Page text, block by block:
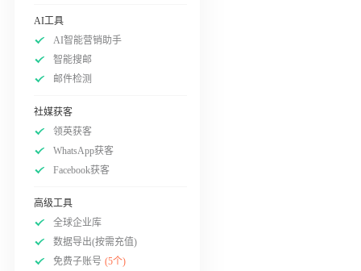
AI工具
AI智能营销助手
智能搜邮
邮件检测
社媒获客
领英获客
WhatsApp获客
Facebook获客
高级工具
全球企业库
数据导出(按需充值)
免费子账号 (5个)